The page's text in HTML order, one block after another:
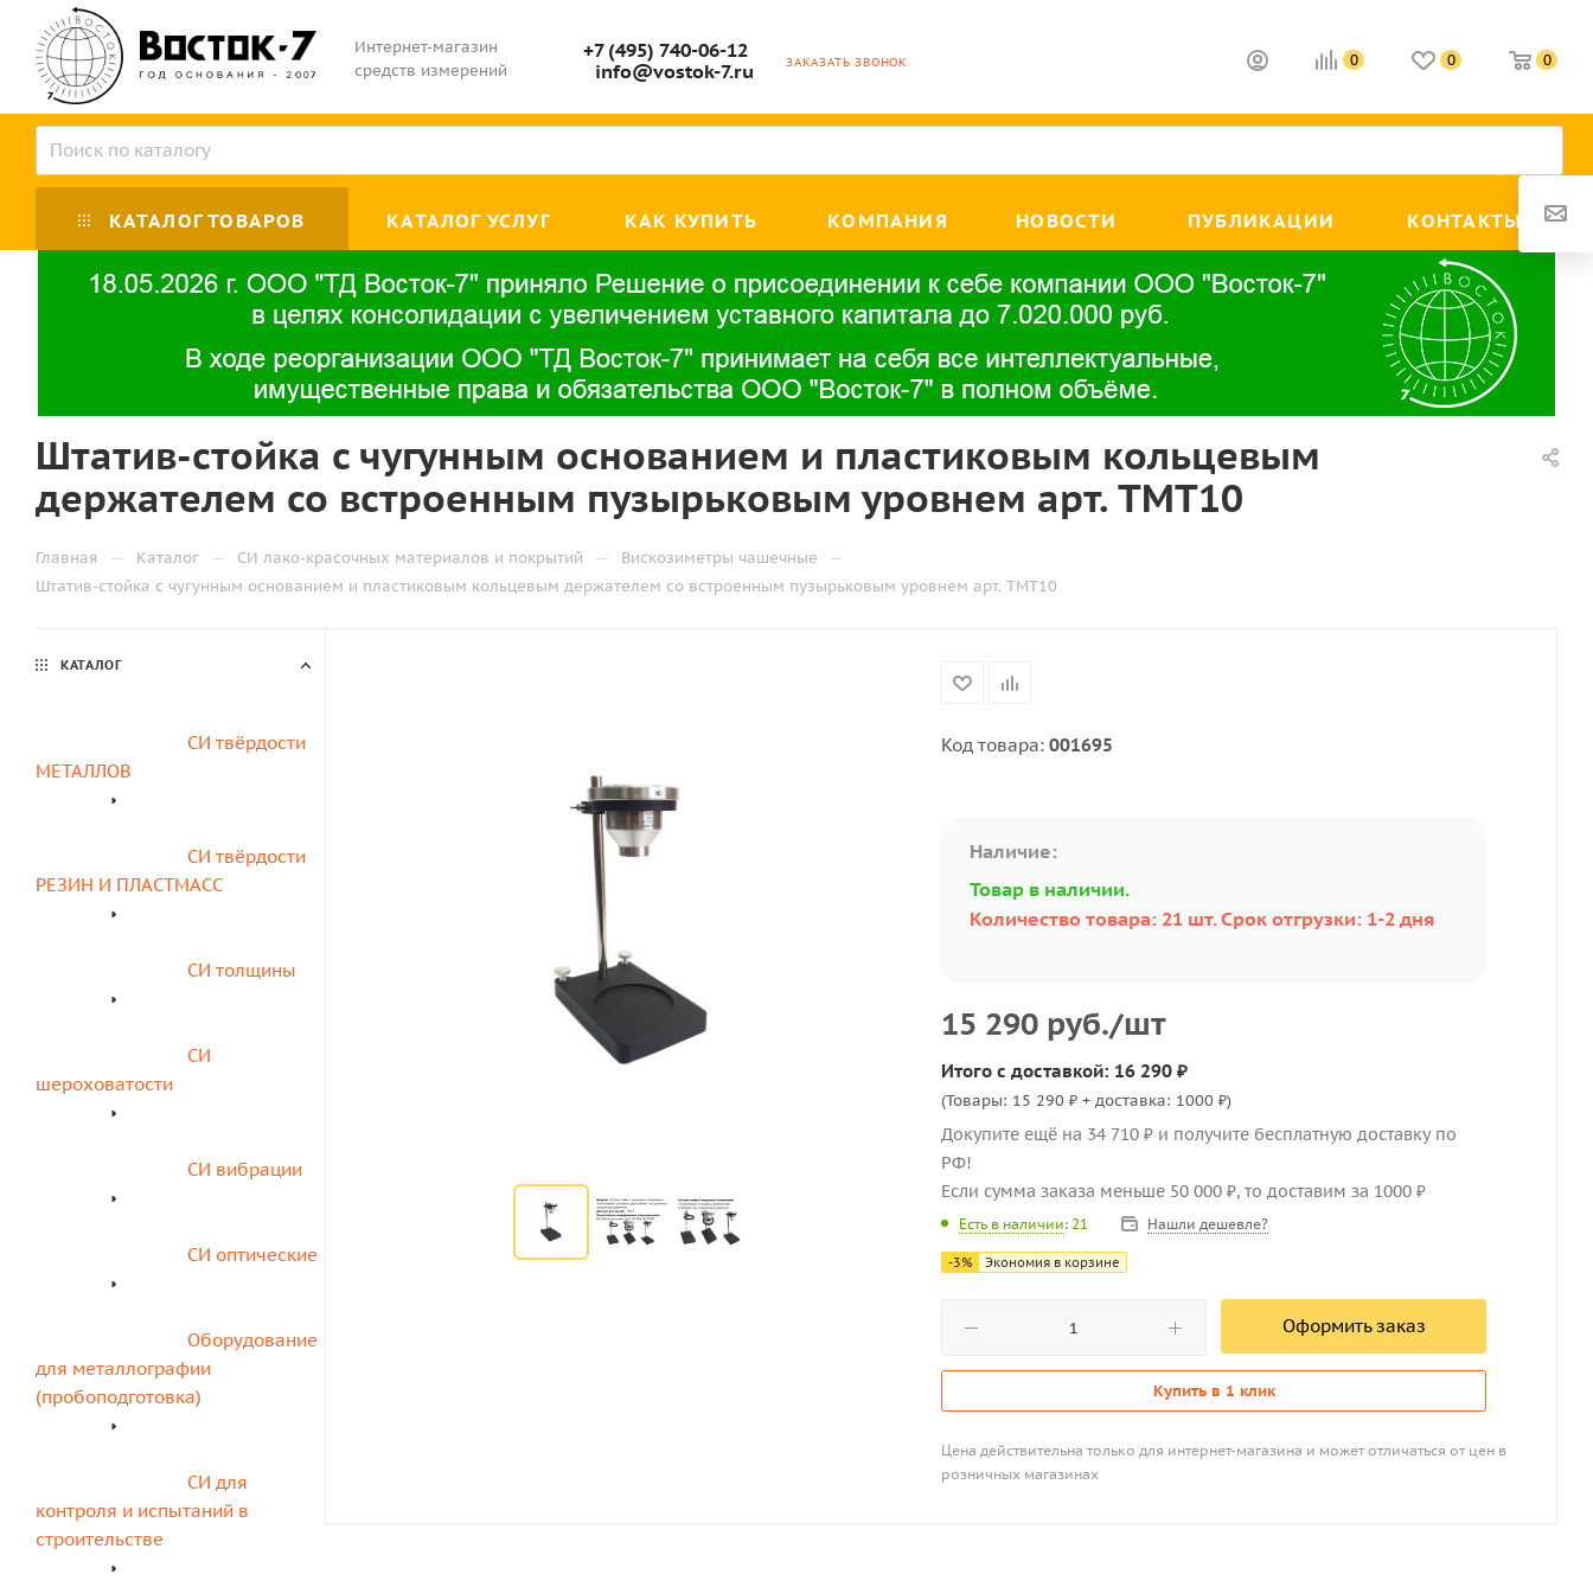
Интернет-магазин
средств измерений
+7 (495) 740-06-12
info@vostok-7.ru
ЗАКАЗАТЬ ЗВОНОК 0 0 0
КАТАЛОГ ТОВАРОВ КАТАЛОГ УСЛУГ КАК КУПИТЬ КОМПАНИЯ НОВОСТИ ПУБЛИКАЦИИ КОНТАКТЫ
Штатив-стойка с чугунным основанием и пластиковым кольцевым
держателем со встроенным пузырьковым уровнем арт. ТМТ10
Главная — Каталог — СИ лако-красочных материалов и покрытий — Вискозиметры чашечные —
Штатив-стойка с чугунным основанием и пластиковым кольцевым держателем со встроенным пузырьковым уровнем арт. ТМТ10
Код товара: 001695
Наличие:
Товар в наличии.
Количество товара: 21 шт. Срок отгрузки: 1-2 дня
15 290 руб./шт
Итого с доставкой: 16 290 ₽
(Товары: 15 290 ₽ + доставка: 1000 ₽)
Докупите ещё на 34 710 ₽ и получите бесплатную доставку по
РФ!
Если сумма заказа меньше 50 000 ₽, то доставим за 1000 ₽
Есть в наличии: 21 Нашли дешевле?
-3% Экономия в корзине
Оформить заказ
Купить в 1 клик
Цена действительна только для интернет-магазина и может отличаться от цен в
розничных магазинах
КАТАЛОГ
СИ твёрдости
МЕТАЛЛОВ
СИ твёрдости
РЕЗИН И ПЛАСТМАСС
СИ толщины
СИ
шероховатости
СИ вибрации
СИ оптические
Оборудование
для металлографии
(пробоподготовка)
СИ для
контроля и испытаний в
строительстве